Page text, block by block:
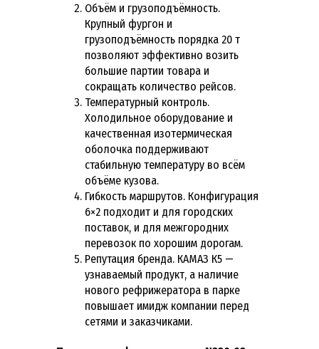
Объём и грузоподъёмность.
Крупный фургон и
грузоподъёмность порядка 20 т
позволяют эффективно возить
большие партии товара и
сокращать количество рейсов.
Температурный контроль.
Холодильное оборудование и
качественная изотермическая
оболочка поддерживают
стабильную температуру во всём
объёме кузова.
Гибкость маршрутов. Конфигурация
6×2 подходит и для городских
поставок, и для межгородних
перевозок по хорошим дорогам.
Репутация бренда. КАМАЗ К5 —
узнаваемый продукт, а наличие
нового рефрижератора в парке
повышает имидж компании перед
сетями и заказчиками.